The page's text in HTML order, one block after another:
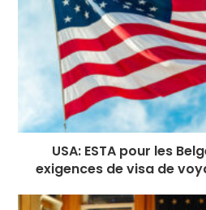
USA: ESTA pour les
exigences de visa de